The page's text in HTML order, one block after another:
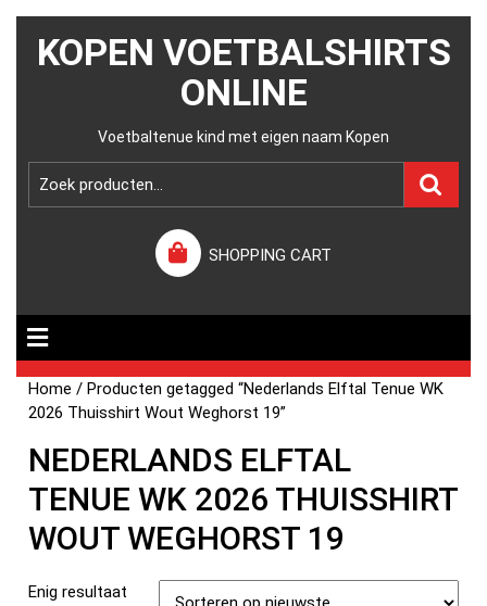
KOPEN VOETBALSHIRTS
ONLINE
Voetbaltenue kind met eigen naam Kopen
SHOPPING CART
Home / Producten getagged “Nederlands Elftal Tenue WK
2026 Thuisshirt Wout Weghorst 19”
NEDERLANDS ELFTAL
TENUE WK 2026 THUISSHIRT
WOUT WEGHORST 19
Enig resultaat